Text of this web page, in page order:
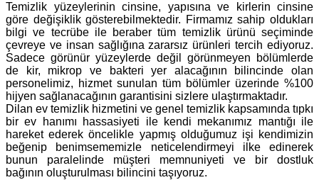
Temizlik yüzeylerinin cinsine, yapısına ve kirlerin cinsine
göre değişiklik gösterebilmektedir. Firmamız sahip oldukları
bilgi ve tecrübe ile beraber tüm temizlik ürünü seçiminde
çevreye ve insan sağlığına zararsız ürünleri tercih ediyoruz.
Sadece görünür yüzeylerde değil görünmeyen bölümlerde
de kir, mikrop ve bakteri yer alacağının bilincinde olan
personelimiz, hizmet sunulan tüm bölümler üzerinde %100
hijyen sağlanacağının garantisini sizlere ulaştırmaktadır.
Dilan ev temizlik hizmetini ve genel temizlik kapsamında tıpkı
bir ev hanımı hassasiyeti ile kendi mekanımız mantığı ile
hareket ederek öncelikle yapmış olduğumuz işi kendimizin
beğenip benimsememizle neticelendirmeyi ilke edinerek
bunun paralelinde müşteri memnuniyeti ve bir dostluk
bağının oluşturulması bilincini taşıyoruz.